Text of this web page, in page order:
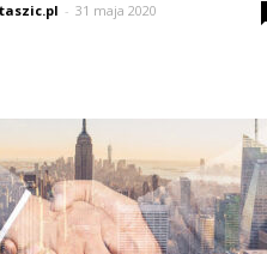
- 31 maja 2020